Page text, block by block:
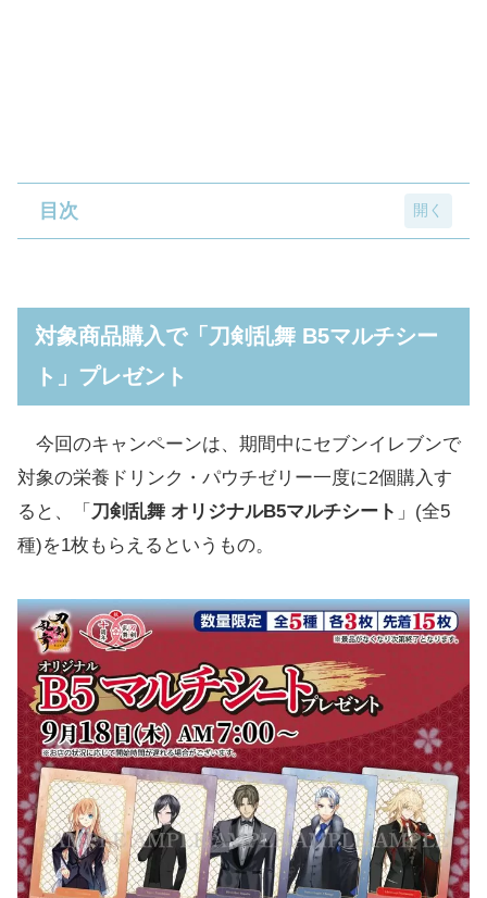
目次
プレゼント
三日月宗近たちの「A5クリアファイル」をも
らえるキャンペーンも同日より実施
ッズも予約販売
対象商品購入で「刀剣乱舞 B5マルチシー
ト」プレゼント
今回のキャンペーンは、期間中にセブンイレブンで
対象の栄養ドリンク・パウチゼリー一度に2個購入す
ると、「 刀剣乱舞 オリジナルB5マルチシート 」(全5
種)を1枚もらえるというもの。